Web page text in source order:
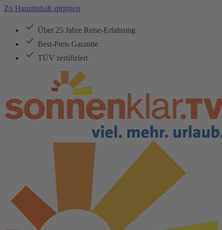
Zu Hauptinhalt springen
Über 25 Jahre Reise-Erfahrung
Best-Preis Garantie
TÜV zertifiziert